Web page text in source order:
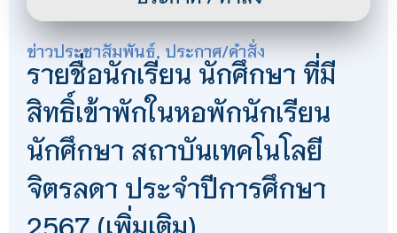
ข่าวประชาสัมพันธ์,ประกาศ/คำสั่ง
รายชื่อนักเรียน นักศึกษา ที่มี
สิทธิ์เข้าพักในหอพักนักเรียน
นักศึกษา สถาบันเทคโนโลยี
จิตรลดา ประจำปีการศึกษา
2567 (เพิ่มเติม)